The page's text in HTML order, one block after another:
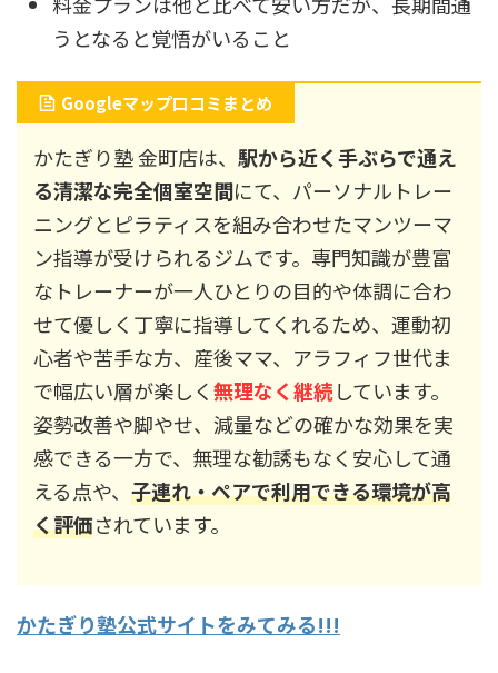
うとなると覚悟がいること
Googleマップ口コミまとめ
かたぎり塾 金町店は、 駅から近く手ぶらで通え
る清潔な完全個室空間にて、パーソナルトレー
ニングとピラティスを組み合わせたマンツーマ
ン指導が受けられるジムです。専門知識が豊富
なトレーナーが一人ひとりの目的や体調に合わ
せて優しく丁寧に指導してくれるため、運動初
心者や苦手な方、産後ママ、アラフィフ世代ま
で幅広い層が楽しく無理なく継続しています。
姿勢改善や脚やせ、減量などの確かな効果を実
感できる一方で、無理な勧誘もなく安心して通
える点や、 子連れ・ペアで利用できる環境が高
く評価されています。
かたぎり塾公式サイトをみてみる!!!